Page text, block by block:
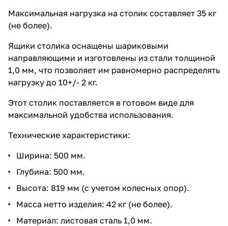
Максимальная нагрузка на столик составляет 35 кг
(не более).
Ящики столика оснащены шариковыми
направляющими и изготовлены из стали толщиной
1,0 мм, что позволяет им равномерно распределять
нагрузку до 10+/- 2 кг.
Этот столик поставляется в готовом виде для
максимальной удобства использования.
Технические характеристики:
Ширина: 500 мм.
Глубина: 500 мм.
Высота: 819 мм (с учетом колесных опор).
Масса нетто изделия: 42 кг (не более).
Материал: листовая сталь 1,0 мм.